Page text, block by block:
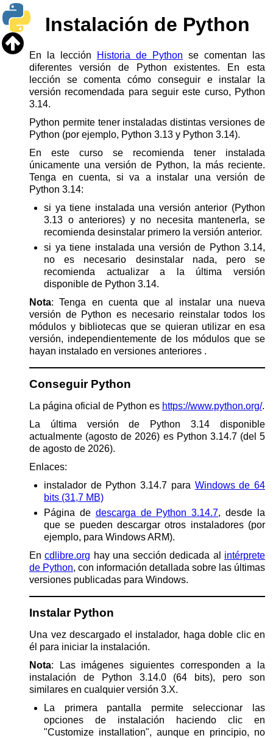
Instalación de Python
En la lección Historia de Python se comentan las
diferentes versión de Python existentes. En esta
lección se comenta cómo conseguir e instalar la
versión recomendada para seguir este curso, Python
3.14.
Python permite tener instaladas distintas versiones de
Python (por ejemplo, Python 3.13 y Python 3.14).
En este curso se recomienda tener instalada
únicamente una versión de Python, la más reciente.
Tenga en cuenta, si va a instalar una versión de
Python 3.14:
si ya tiene instalada una versión anterior (Python
3.13 o anteriores) y no necesita mantenerla, se
recomienda desinstalar primero la versión anterior.
si ya tiene instalada una versión de Python 3.14,
no es necesario desinstalar nada, pero se
recomienda actualizar a la última versión
disponible de Python 3.14.
Nota: Tenga en cuenta que al instalar una nueva
versión de Python es necesario reinstalar todos los
módulos y bibliotecas que se quieran utilizar en esa
versión, independientemente de los módulos que se
hayan instalado en versiones anteriores .
Conseguir Python
La página oficial de Python es https://www.python.org/.
La última versión de Python 3.14 disponible
actualmente (agosto de 2026) es Python 3.14.7 (del 5
de agosto de 2026).
Enlaces:
instalador de Python 3.14.7 para Windows de 64
bits (31,7 MB)
Página de descarga de Python 3.14.7, desde la
que se pueden descargar otros instaladores (por
ejemplo, para Windows ARM).
Encdlibre.org hay una sección dedicada al intérprete
de Python, con información detallada sobre las últimas
versiones publicadas para Windows.
Instalar Python
Una vez descargado el instalador, haga doble clic en
él para iniciar la instalación.
Nota: Las imágenes siguientes corresponden a la
instalación de Python 3.14.0 (64 bits), pero son
similares en cualquier versión 3.X.
La primera pantalla permite seleccionar las
opciones de instalación haciendo clic en
"Customize installation", aunque en principio, no